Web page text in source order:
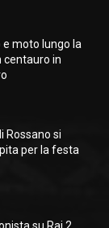
moto lungo la
centauro in
Rossano si
per la festa